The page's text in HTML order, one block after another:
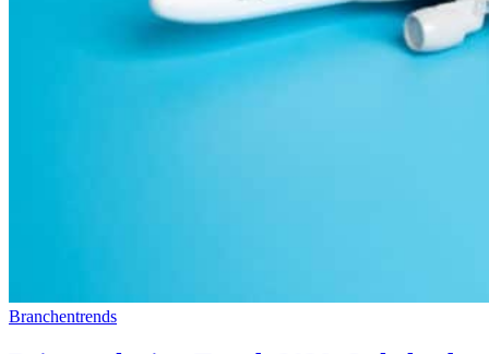
Branchentrends